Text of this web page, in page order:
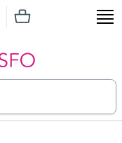
Artikel im